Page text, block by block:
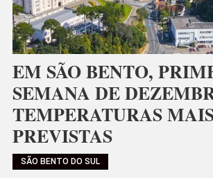
EM SÃO BENTO,
SEMANA DE
TEMPERATURAS
PREVISTAS
SÃO BENTO DO SUL